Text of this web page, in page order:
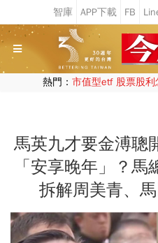
熱門： 市值型etf 股票股利
馬英九才要金溥聰
「安享晚年」？
拆解周美青、